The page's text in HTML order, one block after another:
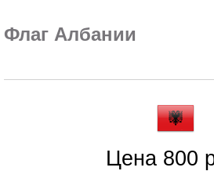
Флаг Албании
Цена 800